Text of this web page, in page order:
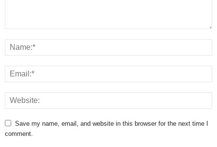
Save my name, email, and website in this browser for the next time I
comment.